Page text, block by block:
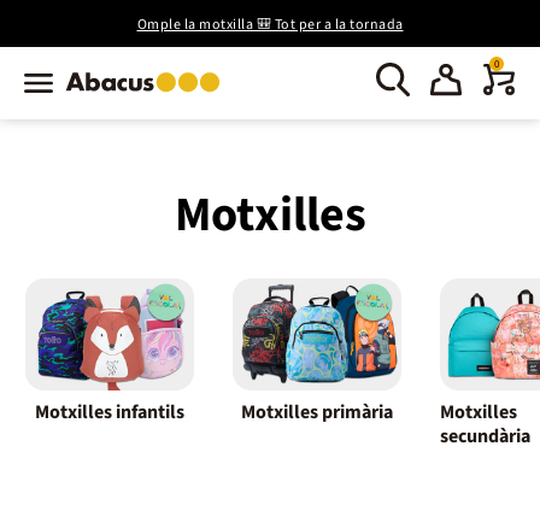
Omple la motxilla 🎒 Tot per a la tornada
0
Motxilles
Motxilles infantils Motxilles primària
Motxilles
secundària